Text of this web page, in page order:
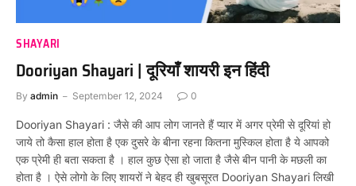
SHAYARI
Dooriyan Shayari | दूरियाँ शायरी इन हिंदी
By admin September 12, 2024 0
Dooriyan Shayari : जैसे की आप लोग जानते हैं प्यार में अगर प्रेमी से दूरियां हो
जाये तो कैसा हाल होता है एक दुसरे के बीना रहना कितना मुस्किल होता है ये आपको
एक प्रेमी ही बता सकता है । हाल कुछ ऐसा हो जाता है जैसे बीन पानी के मछली का
होता है । ऐसे लोगो के लिए शायरों ने बेहद ही खुबसूरत Dooriyan Shayari लिखी